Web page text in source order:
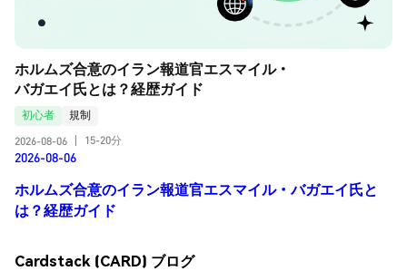
ホルムズ合意のイラン報道官エスマイル・
バガエイ氏とは？経歴ガイド
初心者
規制
2026-08-06
15-20分
2026-08-06
ホルムズ合意のイラン報道官エスマイル・バガエイ氏と
は？経歴ガイド
Cardstack (CARD) ブログ